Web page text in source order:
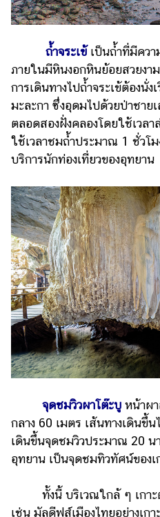
ถ้ำจระเข้เป็นถ้ำที่มีควา
ภายในมีหินงอกหินย้อยสวยง
การเดินทางไปถ้ำจระเข้ต้องนั่
มะละกา ซึ่งอุดมไปด้วยป่าชาย
ตลอดสองฝั่งคลองโดยใช้เวล
ใช้เวลาชมถ้ำประมาณ 1 ชั่วโ
บริการนักท่องเที่ยวของอุทย
จุดชมวิวผาโต๊ะบู หน้าผ
กลาง 60 เมตร เส้นทางเดินขึ้
เดินขึ้นจุดชมวิวประมาณ 20 น
อุทยาน เป็นจุดชมทิวทัศน์ของเ
ทั้งนี้ บริเวณใกล้ ๆ เกาะต
เช่น มัลดีฟส์เมืองไทยอย่างเก